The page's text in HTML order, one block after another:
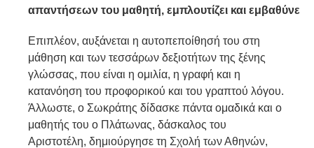
απαντήσεων του μαθητή, εμπλουτίζει και εμβαθύνει
Επιπλέον, αυξάνεται η αυτοπεποίθησή του στη
μάθηση και των τεσσάρων δεξιοτήτων της ξένης
γλώσσας, που είναι η ομιλία, η γραφή και η
κατανόηση του προφορικού και του γραπτού λόγου.
Άλλωστε, ο Σωκράτης δίδασκε πάντα ομαδικά και ο
μαθητής του ο Πλάτωνας, δάσκαλος του
Αριστοτέλη, δημιούργησε τη Σχολή των Αθηνών,